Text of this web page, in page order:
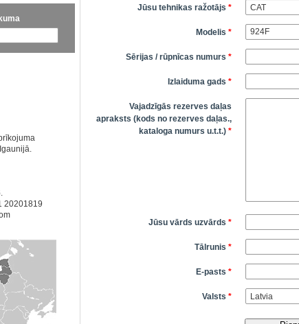
20201819
Jūsu tehnikas ražotājs *
Modelis *
Sērijas / rūpnīcas numurs *
Izlaiduma gads *
Vajadzīgās rezerves daļas
apraksts (kods no rezerves daļas.,
kataloga numurs u.t.t.) *
Jūsu vārds uzvārds *
Tālrunis *
E-pasts *
Valsts *